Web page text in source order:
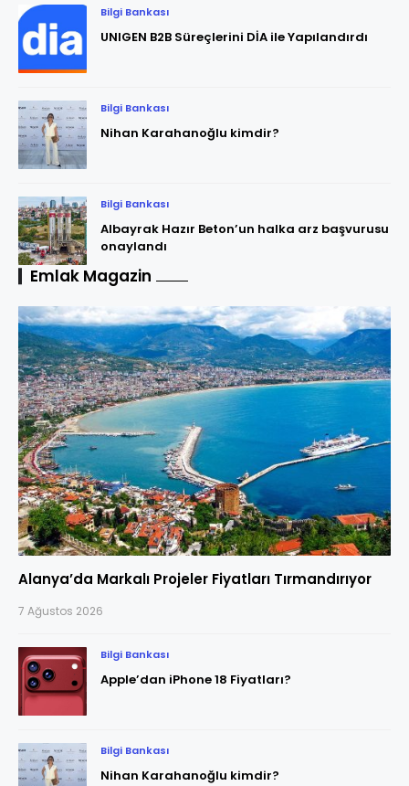
Bilgi Bankası
UNIGEN B2B Süreçlerini DİA ile Yapılandırdı
Bilgi Bankası
Nihan Karahanoğlu kimdir?
Bilgi Bankası
Albayrak Hazır Beton’un halka arz başvurusu
onaylandı
Emlak Magazin
Alanya’da Markalı Projeler Fiyatları Tırmandırıyor
7 Ağustos 2026
Bilgi Bankası
Apple’dan iPhone 18 Fiyatları?
Bilgi Bankası
Nihan Karahanoğlu kimdir?